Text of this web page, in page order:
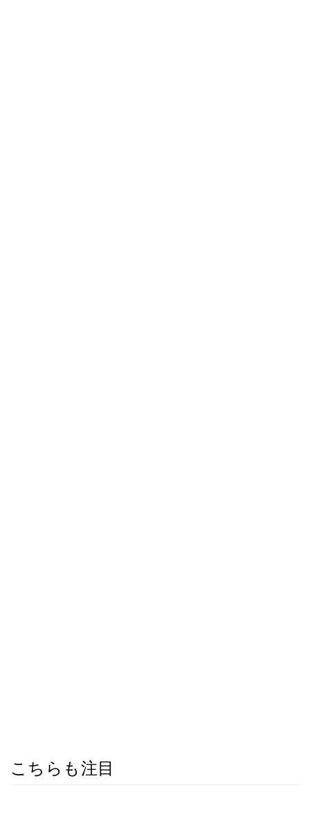
こちらも注目